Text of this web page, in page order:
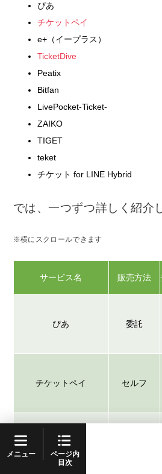
ぴあ
チケットペイ
e+（イープラス）
TicketDive
Peatix
Bitfan
LivePocket-Ticket-
ZAIKO
TIGET
teket
チケット for LINE Hybrid
では、一つずつ詳しく紹介
※横にスクロールできます
サービス名 販売方法
ぴあ 委託
チケットペイ セルフ
e+
（イープラス）
メニュー
ページ内
目次